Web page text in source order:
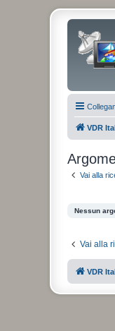
VDR
Vai alla
Nessun
Vai alla
VDR